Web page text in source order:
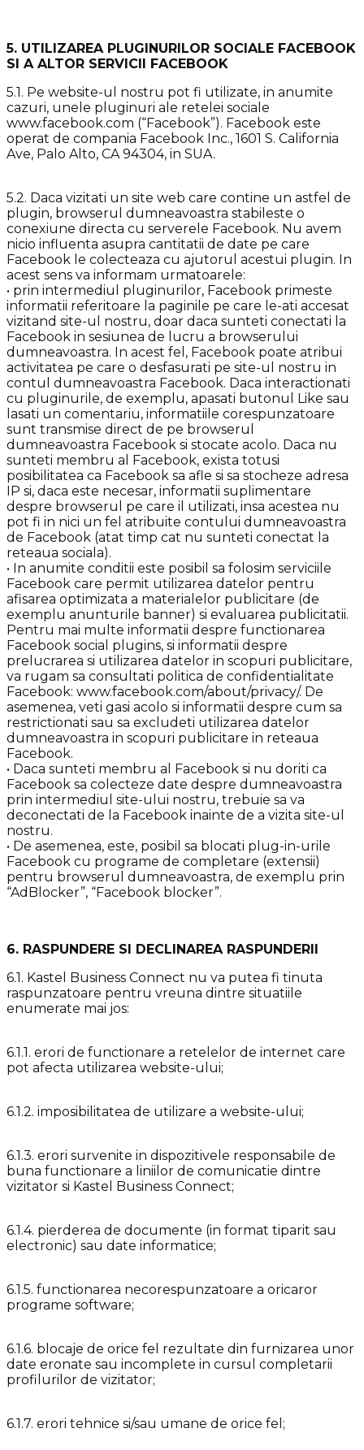
5. UTILIZAREA PLUGINURILOR SOCIALE FACEBOOK
SI A ALTOR SERVICII FACEBOOK
5.1. Pe website-ul nostru pot fi utilizate, in anumite
cazuri, unele pluginuri ale retelei sociale
www.facebook.com (“Facebook”). Facebook este
operat de compania Facebook Inc., 1601 S. California
Ave, Palo Alto, CA 94304, in SUA.
5.2. Daca vizitati un site web care contine un astfel de
plugin, browserul dumneavoastra stabileste o
conexiune directa cu serverele Facebook. Nu avem
nicio influenta asupra cantitatii de date pe care
Facebook le colecteaza cu ajutorul acestui plugin. In
acest sens va informam urmatoarele:
• prin intermediul pluginurilor, Facebook primeste
informatii referitoare la paginile pe care le-ati accesat
vizitand site-ul nostru, doar daca sunteti conectati la
Facebook in sesiunea de lucru a browserului
dumneavoastra. In acest fel, Facebook poate atribui
activitatea pe care o desfasurati pe site-ul nostru in
contul dumneavoastra Facebook. Daca interactionati
cu pluginurile, de exemplu, apasati butonul Like sau
lasati un comentariu, informatiile corespunzatoare
sunt transmise direct de pe browserul
dumneavoastra Facebook si stocate acolo. Daca nu
sunteti membru al Facebook, exista totusi
posibilitatea ca Facebook sa afle si sa stocheze adresa
IP si, daca este necesar, informatii suplimentare
despre browserul pe care il utilizati, insa acestea nu
pot fi in nici un fel atribuite contului dumneavoastra
de Facebook (atat timp cat nu sunteti conectat la
reteaua sociala).
• In anumite conditii este posibil sa folosim serviciile
Facebook care permit utilizarea datelor pentru
afisarea optimizata a materialelor publicitare (de
exemplu anunturile banner) si evaluarea publicitatii.
Pentru mai multe informatii despre functionarea
Facebook social plugins, si informatii despre
prelucrarea si utilizarea datelor in scopuri publicitare,
va rugam sa consultati politica de confidentialitate
Facebook: www.facebook.com/about/privacy/. De
asemenea, veti gasi acolo si informatii despre cum sa
restrictionati sau sa excludeti utilizarea datelor
dumneavoastra in scopuri publicitare in reteaua
Facebook.
• Daca sunteti membru al Facebook si nu doriti ca
Facebook sa colecteze date despre dumneavoastra
prin intermediul site-ului nostru, trebuie sa va
deconectati de la Facebook inainte de a vizita site-ul
nostru.
• De asemenea, este, posibil sa blocati plug-in-urile
Facebook cu programe de completare (extensii)
pentru browserul dumneavoastra, de exemplu prin
“AdBlocker”, “Facebook blocker”.
6. RASPUNDERE SI DECLINAREA RASPUNDERII
6.1. Kastel Business Connect nu va putea fi tinuta
raspunzatoare pentru vreuna dintre situatiile
enumerate mai jos:
6.1.1. erori de functionare a retelelor de internet care
pot afecta utilizarea website-ului;
6.1.2. imposibilitatea de utilizare a website-ului;
6.1.3. erori survenite in dispozitivele responsabile de
buna functionare a liniilor de comunicatie dintre
vizitator si Kastel Business Connect;
6.1.4. pierderea de documente (in format tiparit sau
electronic) sau date informatice;
6.1.5. functionarea necorespunzatoare a oricaror
programe software;
6.1.6. blocaje de orice fel rezultate din furnizarea unor
date eronate sau incomplete in cursul completarii
profilurilor de vizitator;
6.1.7. erori tehnice si/sau umane de orice fel;